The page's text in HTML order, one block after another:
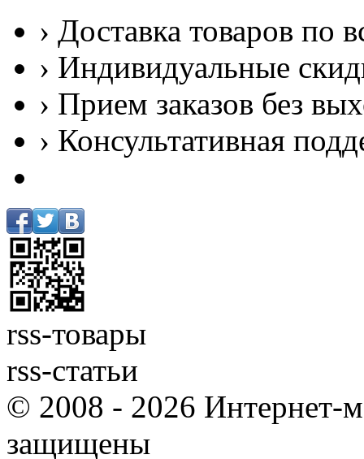
› Доставка товаров по
› Индивидуальные
› Прием заказов без
› Консультативная
rss-товары
rss-статьи
© 2008 - 2026 Интернет-
защищены